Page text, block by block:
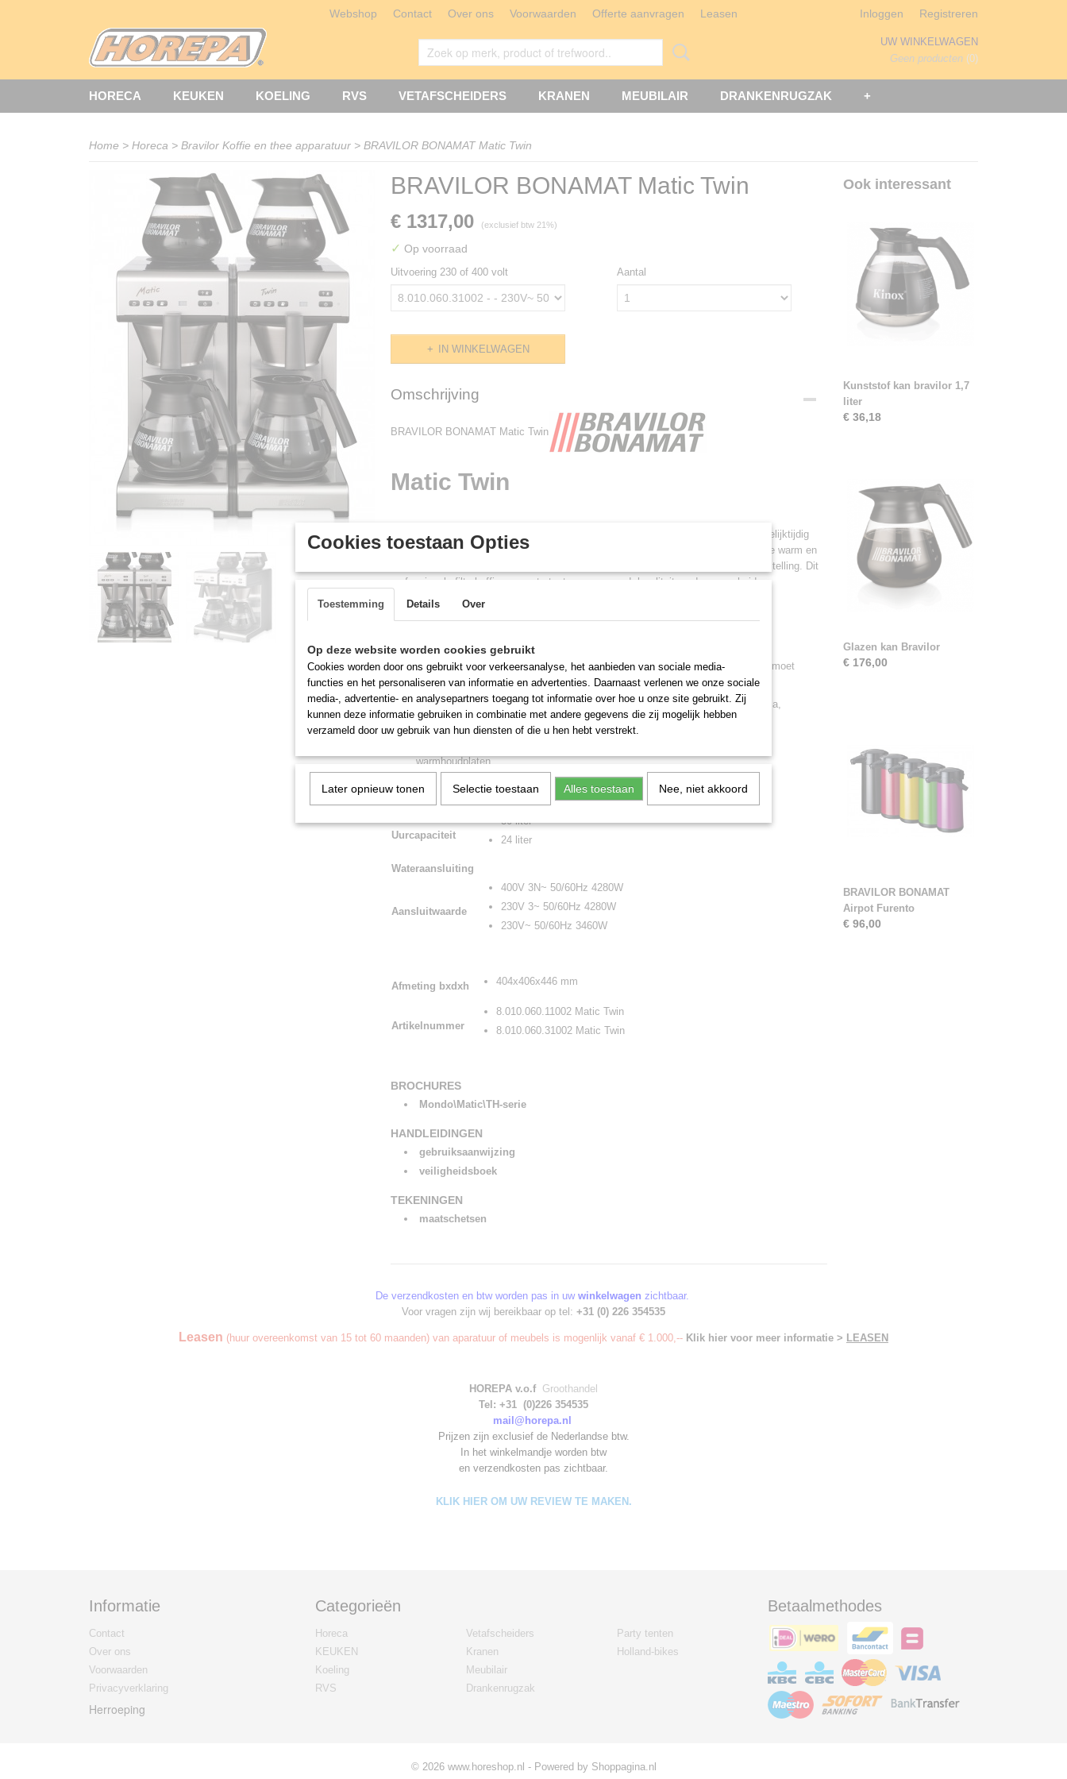
Webshop Contact Over ons Voorwaarden Offerte aanvragen Leasen Inloggen Registreren
UW WINKELWAGEN
Geen producten (0)
HORECA KEUKEN KOELING RVS VETAFSCHEIDERS KRANEN MEUBILAIR DRANKENRUGZAK +
Home > Horeca > Bravilor Koffie en thee apparatuur > BRAVILOR BONAMAT Matic Twin
BRAVILOR BONAMAT Matic Twin
€ 1317,00 (exclusief btw 21%)
✓ Op voorraad
Uitvoering 230 of 400 volt Aantal
IN WINKELWAGEN
Omschrijving
BRAVILOR BONAMAT Matic Twin
Matic Twin
De Matic Twin is een grote filterkoffiemachine met een dubbel zetsysteem; u zet gelijktijdig
twee kannen verse koffie. Dankzij de vier warmhoudplaten kunt u vier kannen koffie warm en
vers houden; handig voor drukke momenten in een lunchroom, bij een school of instelling. Dit
professionele filterkoffieapparaat staat voor eenvoud, kwaliteit en duurzaamheid.
Vier glazen kannen van 1,7 liter, één roestvrijstalen filterpan
koffiemachine en warmhoudplaten
Signalen geven aan wanneer de koffie klaar is en wanneer het koffieapparaat moet
worden ontkalkt
Professionele filterkoffiemachine die wordt aanbevolen voor onder meer horeca,
zorginstellingen en schoolgebouwen
warmhoudplaten
Dranken Koffie
Uurcapaciteit
30 liter
24 liter
Wateraansluiting
Aansluitwaarde
400V 3N~ 50/60Hz 4280W
230V 3~ 50/60Hz 4280W
230V~ 50/60Hz 3460W
Afmeting bxdxh 404x406x446 mm
Artikelnummer
8.010.060.11002 Matic Twin
8.010.060.31002 Matic Twin
BROCHURES
Mondo\Matic\TH-serie
HANDLEIDINGEN
gebruiksaanwijzing
veiligheidsboek
TEKENINGEN
maatschetsen
Ook interessant
Kunststof kan bravilor 1,7
liter
€ 36,18
Glazen kan Bravilor
€ 176,00
BRAVILOR BONAMAT
Airpot Furento
€ 96,00
De verzendkosten en btw worden pas in uw winkelwagen zichtbaar.
Voor vragen zijn wij bereikbaar op tel: +31 (0) 226 354535
Leasen (huur overeenkomst van 15 tot 60 maanden) van aparatuur of meubels is mogenlijk vanaf € 1.000,-- Klik hier voor meer informatie > LEASEN
HOREPA v.o.f Groothandel
Tel: +31 (0)226 354535
mail@horepa.nl
Prijzen zijn exclusief de Nederlandse btw.
In het winkelmandje worden btw
en verzendkosten pas zichtbaar.
KLIK HIER OM UW REVIEW TE MAKEN.
Informatie
Contact
Over ons
Voorwaarden
Privacyverklaring
Herroeping
Categorieën
Horeca
KEUKEN
Koeling
RVS
Vetafscheiders
Kranen
Meubilair
Drankenrugzak
Party tenten
Holland-bikes
Betaalmethodes
© 2026 www.horeshop.nl - Powered by Shoppagina.nl
Cookies toestaan Opties
Toestemming Details Over
Op deze website worden cookies gebruikt
Cookies worden door ons gebruikt voor verkeersanalyse, het aanbieden van sociale media-
functies en het personaliseren van informatie en advertenties. Daarnaast verlenen we onze sociale
media-, advertentie- en analysepartners toegang tot informatie over hoe u onze site gebruikt. Zij
kunnen deze informatie gebruiken in combinatie met andere gegevens die zij mogelijk hebben
verzameld door uw gebruik van hun diensten of die u hen hebt verstrekt.
Later opnieuw tonen Selectie toestaan Alles toestaan Nee, niet akkoord